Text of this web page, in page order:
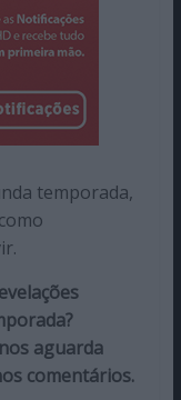
temporada,
como
aguarda
comentários.